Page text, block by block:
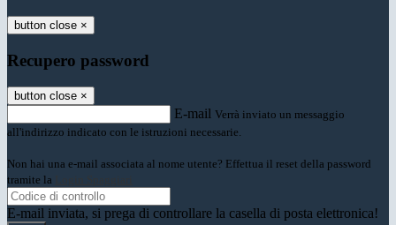
button close ×
Recupero password
button close ×
E-mail Verrà inviato un messaggio
all'indirizzo indicato con le istruzioni necessarie.
Non hai una e-mail associata al nome utente? Effettua il reset della password
tramite la
E-mail inviata, si prega di controllare la casella di posta elettronica!